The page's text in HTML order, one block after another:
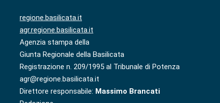
regione.basilicata.it
agr.regione.basilicata.it
Agenzia stampa della
Giunta Regionale della Basilicata
Registrazione n. 209/1995 al Tribunale di Potenza
agr@regione.basilicata.it
Direttore responsabile: Massimo Brancati